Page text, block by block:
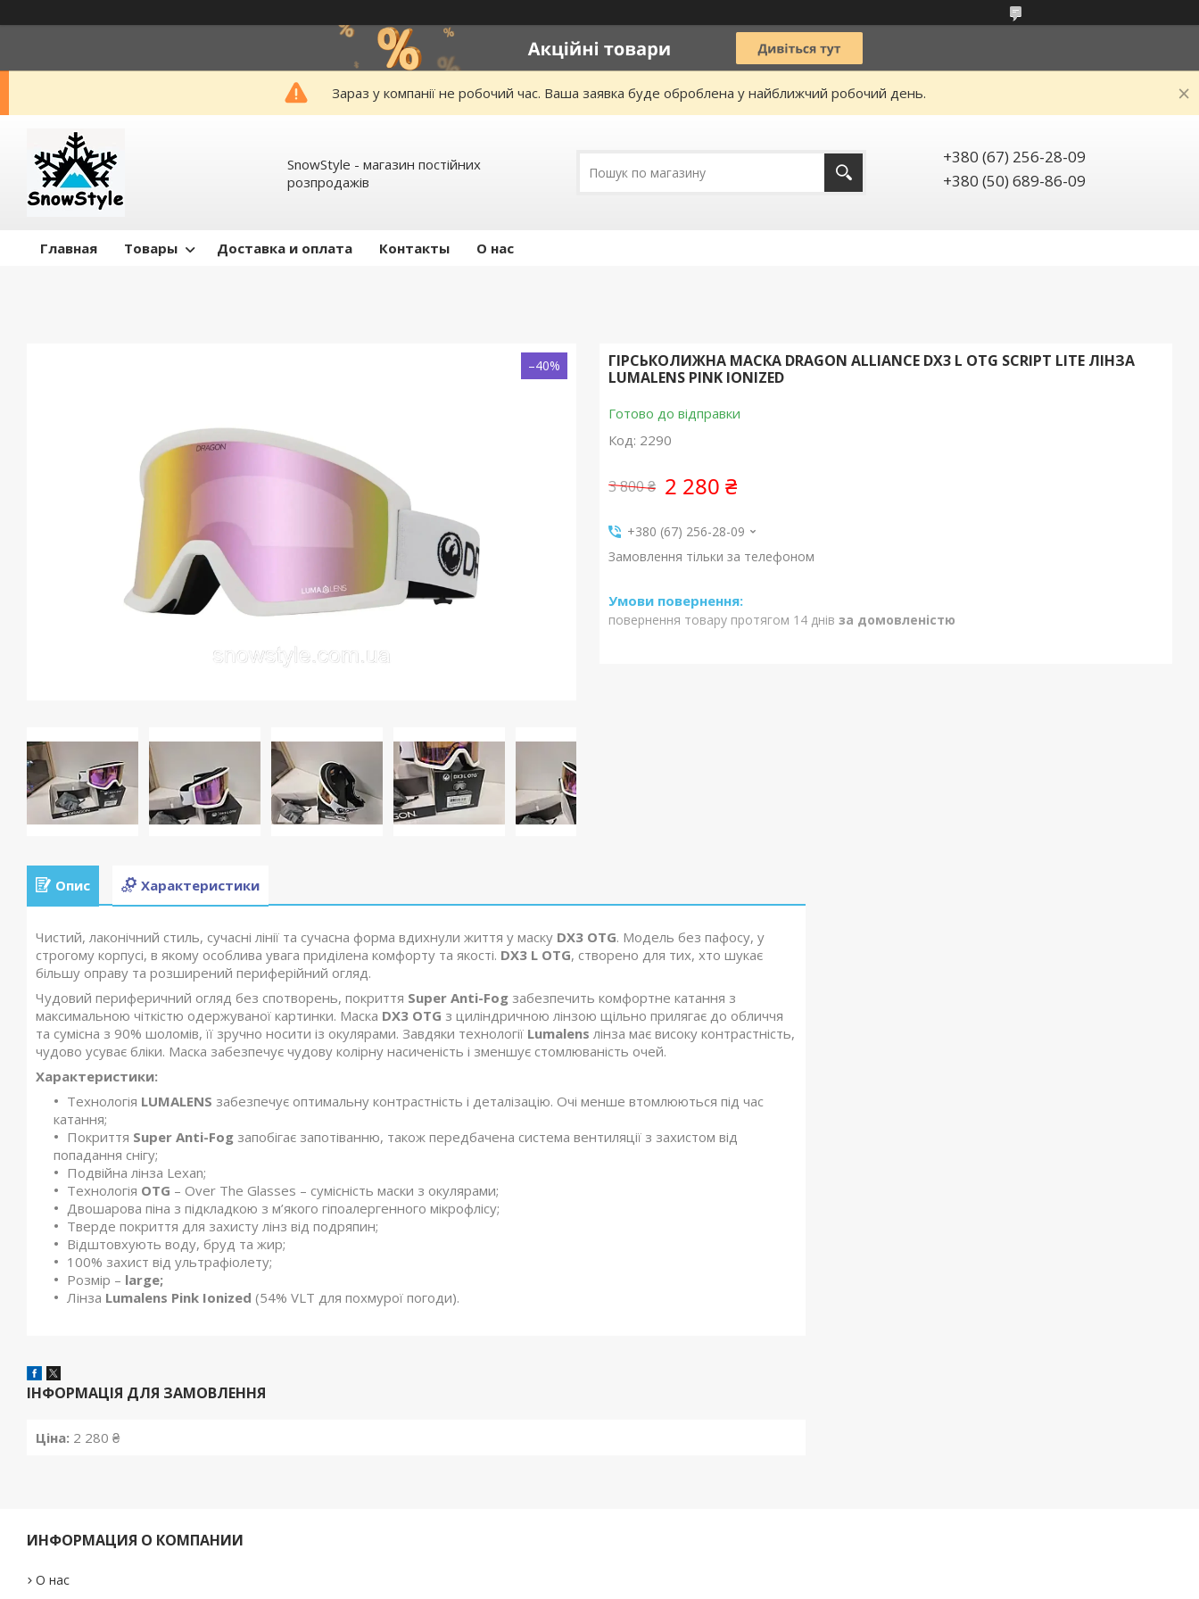
Зараз у компанії не робочий час. Ваша заявка буде оброблена у найближчий робочий день.
SnowStyle - магазин постійних
розпродажів
+380 (67) 256-28-09
+380 (50) 689-86-09
Главная Товары Доставка и оплата Контакты О нас
–40%
ГІРСЬКОЛИЖНА МАСКА DRAGON ALLIANCE DX3 L OTG SCRIPT LITE ЛІНЗА
LUMALENS PINK IONIZED
Готово до відправки
Код: 2290
3 800 ₴ 2 280 ₴
+380 (67) 256-28-09
Замовлення тільки за телефоном
повернення товару протягом 14 днів за домовленістю
Опис Характеристики
Чистий, лаконічний стиль, сучасні лінії та сучасна форма вдихнули життя у маску DX3 OTG. Модель без пафосу, у
строгому корпусі, в якому особлива увага приділена комфорту та якості. DX3 L OTG, створено для тих, хто шукає
більшу оправу та розширений периферійний огляд.
Чудовий периферичний огляд без спотворень, покриття Super Anti-Fog забезпечить комфортне катання з
максимальною чіткістю одержуваної картинки. Маска DX3 OTG з циліндричною лінзою щільно прилягає до обличчя
та сумісна з 90% шоломів, її зручно носити із окулярами. Завдяки технології Lumalens лінза має високу контрастність,
чудово усуває бліки. Маска забезпечує чудову колірну насиченість і зменшує стомлюваність очей.
Характеристики:
Технологія LUMALENS забезпечує оптимальну контрастність і деталізацію. Очі менше втомлюються під час
катання;
Покриття Super Anti-Fog запобігає запотіванню, також передбачена система вентиляції з захистом від
попадання снігу;
Подвійна лінза Lexan;
Технологія OTG – Over The Glasses – сумісність маски з окулярами;
Двошарова піна з підкладкою з м’якого гіпоалергенного мікрофлісу;
Тверде покриття для захисту лінз від подряпин;
Відштовхують воду, бруд та жир;
100% захист від ультрафіолету;
Розмір – large;
Лінза Lumalens Pink Ionized (54% VLT для похмурої погоди).
ІНФОРМАЦІЯ ДЛЯ ЗАМОВЛЕННЯ
Ціна: 2 280 ₴
ИНФОРМАЦИЯ О КОМПАНИИ
О нас